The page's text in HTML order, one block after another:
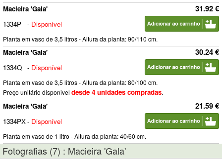
31.92 €
Macieira 'Gala'
1334P
- Disponível
Planta em vaso de 3,5 litros - Altura da planta: 90/110 cm.
30.24 €
Macieira 'Gala'
1334Q - Disponível
Planta em vaso de 3,5 litros - Altura da planta: 80/100 cm.
Preço unitário disponivel desde 4 unidades compradas.
21.59 €
Macieira 'Gala'
1334PX- Disponível
Planta em vaso de 1 litro - Altura da planta: 40/60 cm.
Fotografias (7) : Macieira 'Gala'